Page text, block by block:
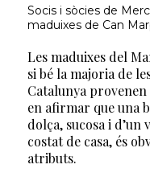
Socis i sòcies de
maduixes de Can
Les maduixes del
si bé la majoria de
Catalunya
en afirmar que una
dolça, sucosa i d’un
costat de casa, és
atributs.